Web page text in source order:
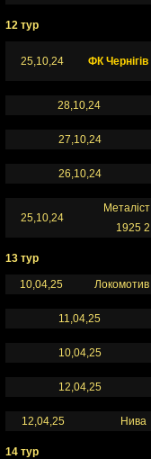
12 тур
25,10,24 ФК Чернігів
28,10,24
27,10,24
26,10,24
25,10,24
Металіст
1925 2
13 тур
10,04,25 Локомотив
11,04,25
10,04,25
12,04,25
12,04,25 Нива
14 тур